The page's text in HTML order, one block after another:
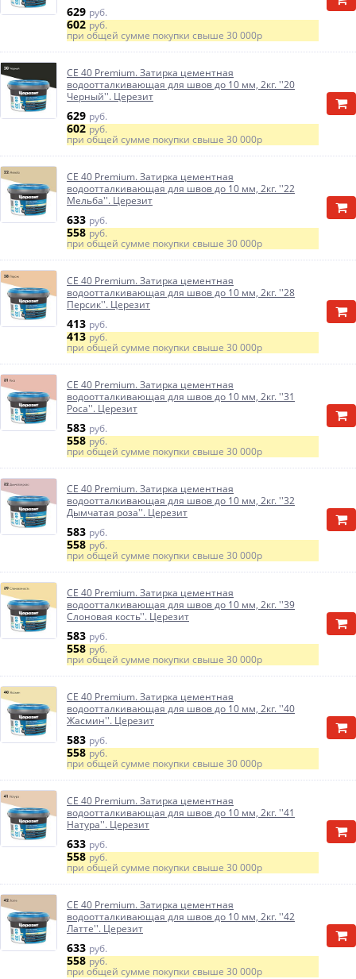
629 руб.
602руб.
при общей сумме покупки свыше 30 000р
CE 40 Premium. Затирка цементная
водоотталкивающая для швов до 10 мм, 2кг. ''20
Черный''. Церезит
629 руб.
602руб.
при общей сумме покупки свыше 30 000р
CE 40 Premium. Затирка цементная
водоотталкивающая для швов до 10 мм, 2кг. ''22
Мельба''. Церезит
633 руб.
558руб.
при общей сумме покупки свыше 30 000р
CE 40 Premium. Затирка цементная
водоотталкивающая для швов до 10 мм, 2кг. ''28
Персик''. Церезит
413 руб.
413руб.
при общей сумме покупки свыше 30 000р
CE 40 Premium. Затирка цементная
водоотталкивающая для швов до 10 мм, 2кг. ''31
Роса''. Церезит
583 руб.
558руб.
при общей сумме покупки свыше 30 000р
CE 40 Premium. Затирка цементная
водоотталкивающая для швов до 10 мм, 2кг. ''32
Дымчатая роза''. Церезит
583 руб.
558руб.
при общей сумме покупки свыше 30 000р
CE 40 Premium. Затирка цементная
водоотталкивающая для швов до 10 мм, 2кг. ''39
Слоновая кость''. Церезит
583 руб.
558руб.
при общей сумме покупки свыше 30 000р
CE 40 Premium. Затирка цементная
водоотталкивающая для швов до 10 мм, 2кг. ''40
Жасмин''. Церезит
583 руб.
558руб.
при общей сумме покупки свыше 30 000р
CE 40 Premium. Затирка цементная
водоотталкивающая для швов до 10 мм, 2кг. ''41
Натура''. Церезит
633 руб.
558руб.
при общей сумме покупки свыше 30 000р
CE 40 Premium. Затирка цементная
водоотталкивающая для швов до 10 мм, 2кг. ''42
Латте''. Церезит
633 руб.
558руб.
при общей сумме покупки свыше 30 000р